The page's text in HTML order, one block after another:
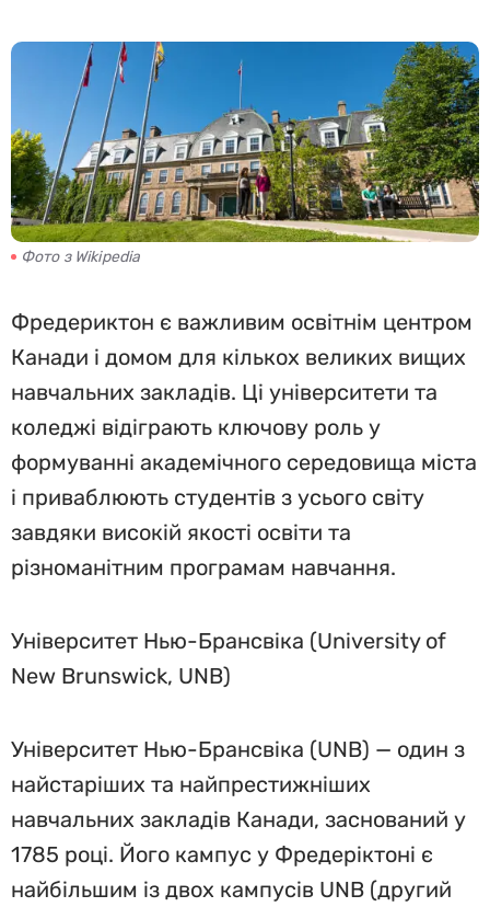
Фото з Wikipedia
Фредериктон є важливим освітнім центром
Канади і домом для кількох великих вищих
навчальних закладів. Ці університети та
коледжі відіграють ключову роль у
формуванні академічного середовища міста
і приваблюють студентів з усього світу
завдяки високій якості освіти та
різноманітним програмам навчання.
Університет Нью-Брансвіка (University of
New Brunswick, UNB)
Університет Нью-Брансвіка (UNB) — один з
найстаріших та найпрестижніших
навчальних закладів Канади, заснований у
1785 році. Його кампус у Фредеріктоні є
найбільшим із двох кампусів UNB (другий